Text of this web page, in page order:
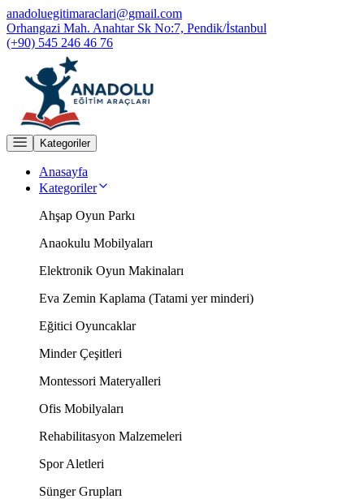
anadoluegitimaraclari@gmail.com
Orhangazi Mah. Anahtar Sk No:7, Pendik/İstanbul
(+90) 545 246 46 76
Kategoriler
Anasayfa
Kategoriler
Ahşap Oyun Parkı
Anaokulu Mobilyaları
Elektronik Oyun Makinaları
Eva Zemin Kaplama (Tatami yer minderi)
Eğitici Oyuncaklar
Minder Çeşitleri
Montessori Materyalleri
Ofis Mobilyaları
Rehabilitasyon Malzemeleri
Spor Aletleri
Sünger Grupları